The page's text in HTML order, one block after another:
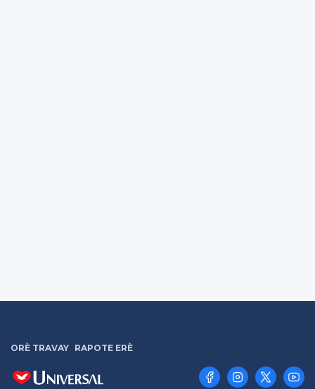
ORÈ TRAVAY RAPOTE ERÈ